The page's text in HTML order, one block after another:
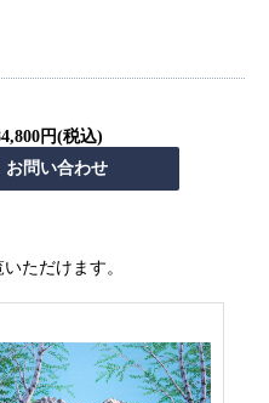
円(税込)
ただけます。